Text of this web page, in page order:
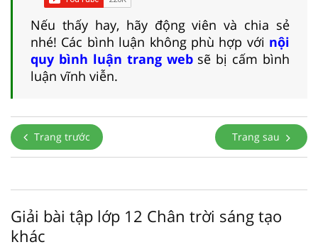
Nếu thấy hay, hãy động viên và chia sẻ
nhé! Các bình luận không phù hợp với nội
quy bình luận trang websẽ bị cấm bình
luận vĩnh viễn.
Trang trước Trang sau
Giải bài tập lớp 12 Chân trời sáng tạo
khác